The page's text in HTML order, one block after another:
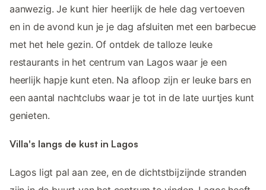
aanwezig. Je kunt hier heerlijk de hele dag vertoeven
en in de avond kun je je dag afsluiten met een barbecue
met het hele gezin. Of ontdek de talloze leuke
restaurants in het centrum van Lagos waar je een
heerlijk hapje kunt eten. Na afloop zijn er leuke bars en
een aantal nachtclubs waar je tot in de late uurtjes kunt
genieten.
Villa's langs de kust in Lagos
Lagos ligt pal aan zee, en de dichtstbijzijnde stranden